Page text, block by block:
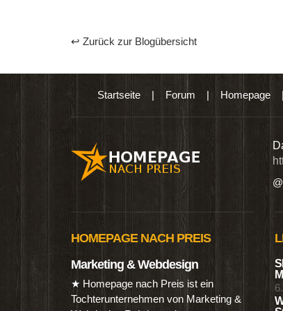
↩ Zurück zur Blogübersicht
Startseite| Forum | Homepage
Produkten wie Ebooks & DVDs.…
HOMEPAGE NACH PREIS
Marketing & Webdesign
★ Homepage nach Preis ist ein
Tochterunternehmen von Marketing &